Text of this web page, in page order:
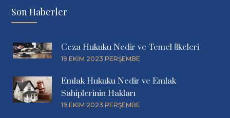
Son Haberler
Ceza Hukuku Nedir ve Temel İlkeleri
19 EKIM 2023 PERŞEMBE
Emlak Hukuku Nedir ve Emlak
Sahiplerinin Hakları
19 EKIM 2023 PERŞEMBE